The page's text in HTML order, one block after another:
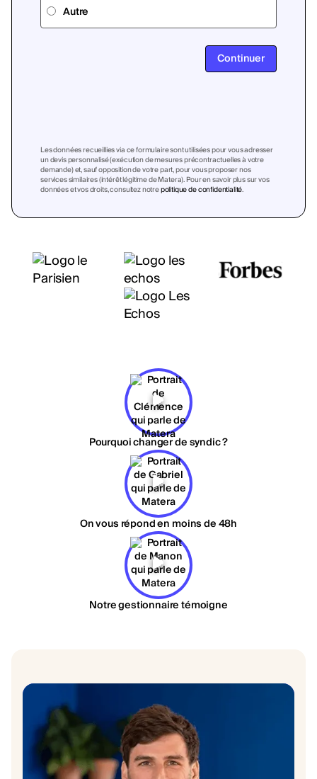
Autre
Continuer
Les données recueillies via ce formulaire sont utilisées pour vous adresser
un devis personnalisé (exécution de mesures précontractuelles à votre
demande) et, sauf opposition de votre part, pour vous proposer nos
services similaires (intérêt légitime de Matera). Pour en savoir plus sur vos
données et vos droits, consultez notrepolitique de confidentialité.
Pourquoi changer de syndic ?
On vous répond en moins de 48h
Notre gestionnaire témoigne